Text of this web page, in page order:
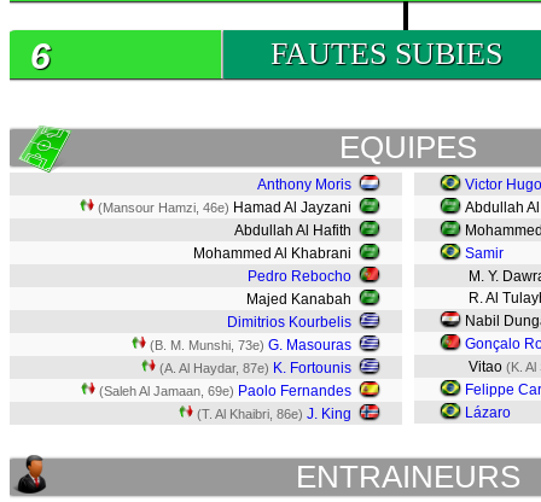
FAUTES SUBIES
6
EQUIPES
Anthony Moris
(Mansour Hamzi, 46e) Hamad Al Jayzani
Abdullah Al Hafith
Mohammed Al Khabrani
Pedro Rebocho
Majed Kanabah
Dimitrios Kourbelis
(B. M. Munshi, 73e) G. Masouras
(A. Al Haydar, 87e) K. Fortounis
(Saleh Al Jamaan, 69e) Paolo Fernandes
(T. Al Khaibri, 86e) J. King
Victor Hugo
Abdullah
Samir
M. Y.
R. Al
Nabil
Gonçalo
Vitao (K. Al
Felippe
Lázaro
ENTRAINEURS